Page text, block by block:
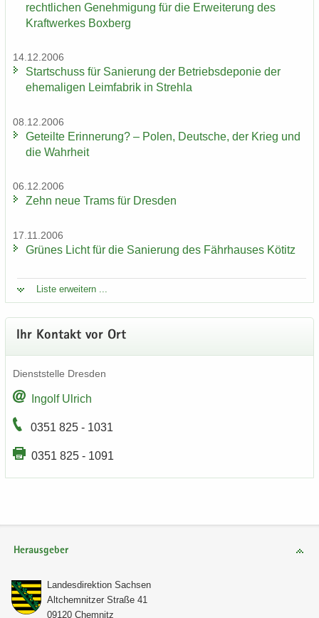
recht­li­chen Ge­neh­mi­gung für die Er­wei­te­rung des
Kraft­wer­kes Box­berg
14.12.2006
Start­schuss für Sa­nie­rung der Be­triebs­de­po­nie der
ehe­ma­li­gen Leim­fa­brik in Streh­la
08.12.2006
Ge­teil­te Er­in­ne­rung? – Polen, Deut­sche, der Krieg und
die Wahr­heit
06.12.2006
Zehn neue Trams für Dres­den
17.11.2006
Grü­nes Licht für die Sa­nie­rung des Fähr­hau­ses Kö­titz
Liste er­wei­tern ...
Ihr Kon­takt vor Ort
Dienst­stel­le Dres­den
In­golf Ul­rich
0351 825 - 1031
0351 825 - 1091
Herausgeber
Lan­des­di­rek­ti­on Sach­sen
Alt­chem­nit­zer Stra­ße 41
09120 Chem­nitz